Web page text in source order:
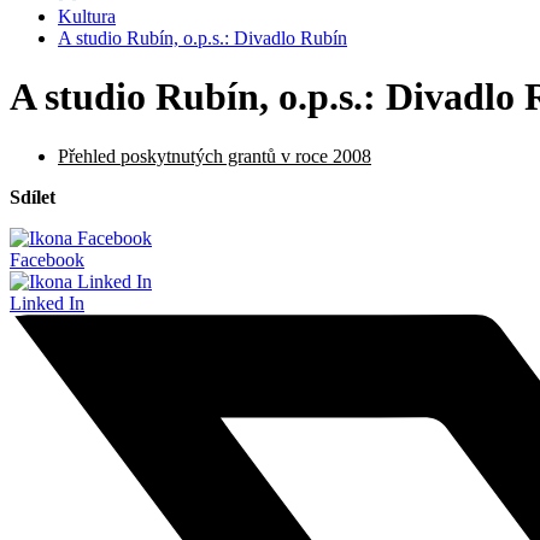
Kultura
A studio Rubín, o.p.s.: Divadlo Rubín
A studio Rubín, o.p.s.: Divadlo
Přehled poskytnutých grantů v roce 2008
Sdílet
Facebook
Linked In